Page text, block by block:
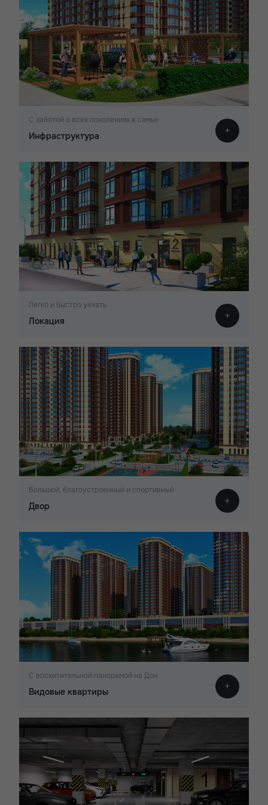
С заботой о всех поколениях в семье
Инфраструктура
Легко и быстро уехать
Локация
Большой, благоустроенный и спортивный
Двор
С восхитительной панорамой на Дон
Видовые квартиры